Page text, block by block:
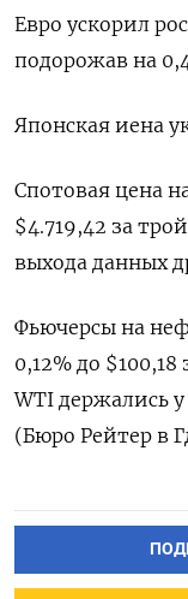
Евро ускорил
подорожав на
Японская иена
Спотовая цена
$4.719,42 за
выхода данных
Фьючерсы на
0,12% до $100,18
WTI держались
(Бюро ‌Рейтер в